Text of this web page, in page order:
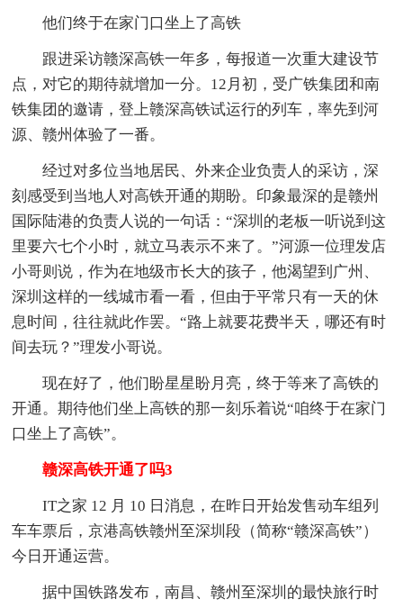
他们终于在家门口坐上了高铁
跟进采访赣深高铁一年多，每报道一次重大建设节
点，对它的期待就增加一分。12月初，受广铁集团和南
铁集团的邀请，登上赣深高铁试运行的列车，率先到河
源、赣州体验了一番。
经过对多位当地居民、外来企业负责人的采访，深
刻感受到当地人对高铁开通的期盼。印象最深的是赣州
国际陆港的负责人说的一句话：“深圳的老板一听说到这
里要六七个小时，就立马表示不来了。”河源一位理发店
小哥则说，作为在地级市长大的孩子，他渴望到广州、
深圳这样的一线城市看一看，但由于平常只有一天的休
息时间，往往就此作罢。“路上就要花费半天，哪还有时
间去玩？”理发小哥说。
现在好了，他们盼星星盼月亮，终于等来了高铁的
开通。期待他们坐上高铁的那一刻乐着说“咱终于在家门
口坐上了高铁”。
赣深高铁开通了吗3
IT之家 12 月 10 日消息，在昨日开始发售动车组列
车车票后，京港高铁赣州至深圳段（简称“赣深高铁”）
今日开通运营。
据中国铁路发布，南昌、赣州至深圳的最快旅行时